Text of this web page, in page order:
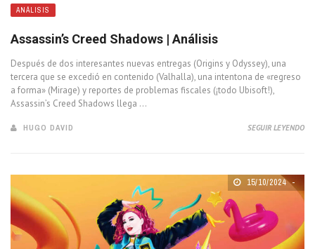
ANÁLISIS
Assassin’s Creed Shadows | Análisis
Después de dos interesantes nuevas entregas (Origins y Odyssey), una
tercera que se excedió en contenido (Valhalla), una intentona de «regreso
a forma» (Mirage) y reportes de problemas fiscales (¡todo Ubisoft!),
Assassin’s Creed Shadows llega ...
HUGO DAVID SEGUIR LEYENDO
15/10/2024